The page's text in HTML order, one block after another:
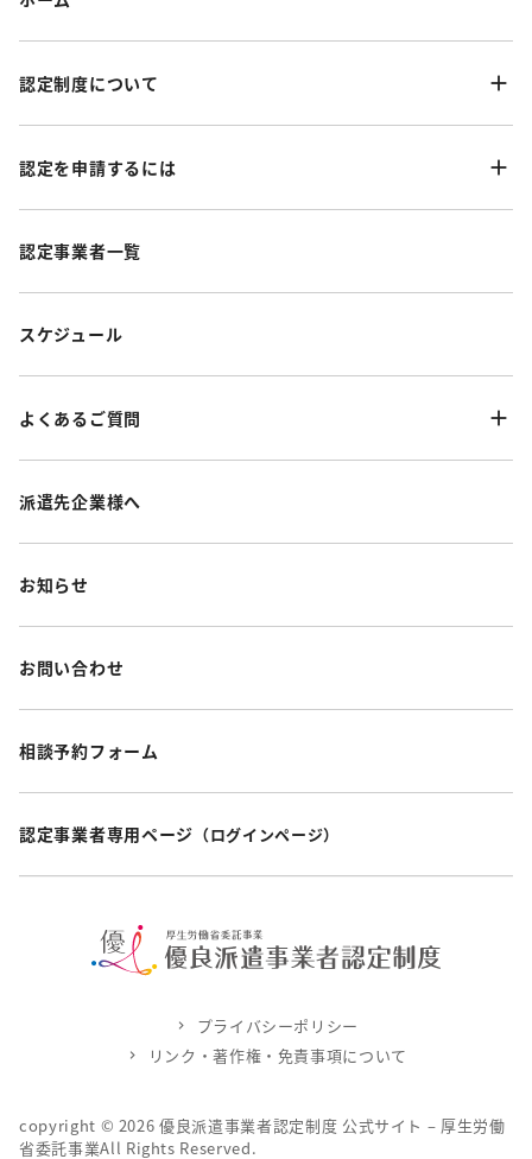
認定制度について
認定を申請するには
認定事業者一覧
スケジュール
よくあるご質問
派遣先企業様へ
お知らせ
お問い合わせ
相談予約フォーム
認定事業者専用ページ （ログインページ）
copyright © 2026 優良派遣事業者認定制度 公式サイト – 厚生労働
省委託事業All Rights Reserved.
プライバシーポリシー
リンク・著作権・免責事項について